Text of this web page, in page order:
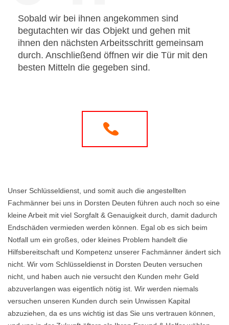
Sobald wir bei ihnen angekommen sind
begutachten wir das Objekt und gehen mit
ihnen den nächsten Arbeitsschritt gemeinsam
durch. Anschließend öffnen wir die Tür mit den
besten Mitteln die gegeben sind.
Unser Schlüsseldienst, und somit auch die angestellten
Fachmänner bei uns in Dorsten Deuten führen auch noch so eine
kleine Arbeit mit viel Sorgfalt & Genauigkeit durch, damit dadurch
Endschäden vermieden werden können. Egal ob es sich beim
Notfall um ein großes, oder kleines Problem handelt die
Hilfsbereitschaft und Kompetenz unserer Fachmänner ändert sich
nicht. Wir vom Schlüsseldienst in Dorsten Deuten versuchen
nicht, und haben auch nie versucht den Kunden mehr Geld
abzuverlangen was eigentlich nötig ist. Wir werden niemals
versuchen unseren Kunden durch sein Unwissen Kapital
abzuziehen, da es uns wichtig ist das Sie uns vertrauen können,